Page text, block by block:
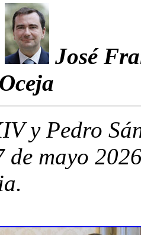
José
Oceja
y Pedro
de mayo